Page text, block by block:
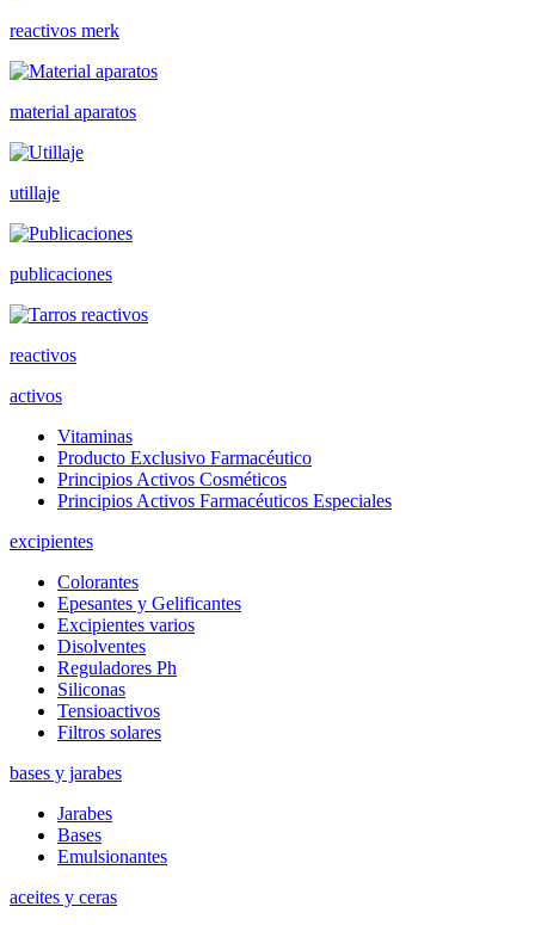
reactivos merk
material aparatos
utillaje
publicaciones
reactivos
activos
Vitaminas
Producto Exclusivo Farmacéutico
Principios Activos Cosméticos
Principios Activos Farmacéuticos Especiales
excipientes
Colorantes
Epesantes y Gelificantes
Excipientes varios
Disolventes
Reguladores Ph
Siliconas
Tensioactivos
Filtros solares
bases y jarabes
Jarabes
Bases
Emulsionantes
aceites y ceras